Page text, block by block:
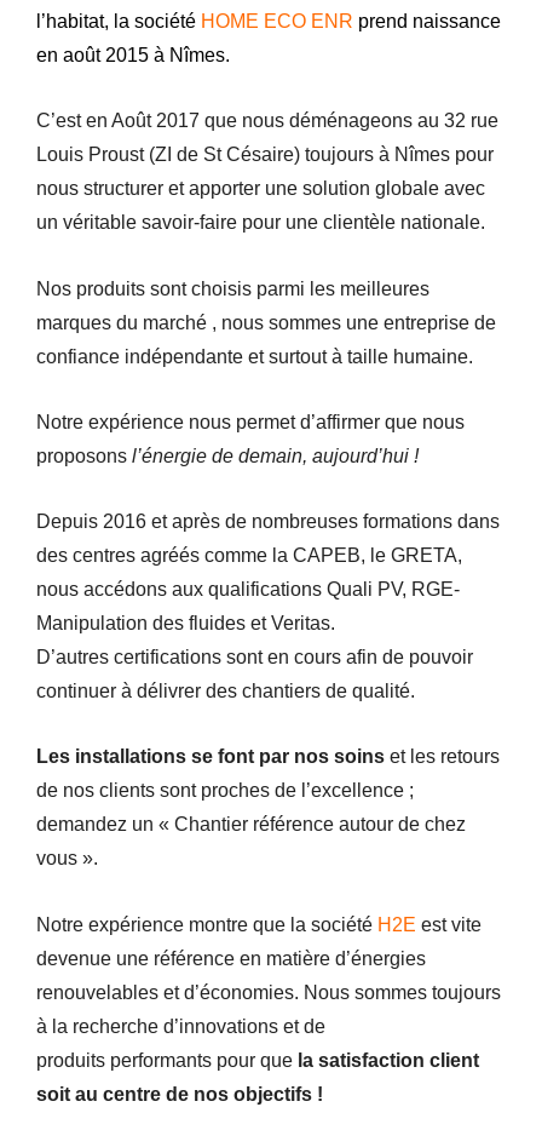
l’habitat, la société HOME ECO ENR prend naissance
en août 2015 à Nîmes.
C’est en Août 2017 que nous déménageons au 32 rue
Louis Proust (ZI de St Césaire) toujours à Nîmes pour
nous structurer et apporter une solution globale avec
un véritable savoir-faire pour une clientèle nationale.
Nos produits sont choisis parmi les meilleures
marques du marché , nous sommes une entreprise de
confiance indépendante et surtout à taille humaine.
Notre expérience nous permet d’affirmer que nous
proposons l’énergie de demain, aujourd’hui !
Depuis 2016 et après de nombreuses formations dans
des centres agréés comme la CAPEB, le GRETA,
nous accédons aux qualifications Quali PV, RGE-
Manipulation des fluides et Veritas.
D’autres certifications sont en cours afin de pouvoir
continuer à délivrer des chantiers de qualité.
Les installations se font par nos soins et les retours
de nos clients sont proches de l’excellence ;
demandez un « Chantier référence autour de chez
vous ».
Notre expérience montre que la société H2E est vite
devenue une référence en matière d’énergies
renouvelables et d’économies. Nous sommes toujours
à la recherche d’innovations et de
produits performants pour que la satisfaction client
soit au centre de nos objectifs !